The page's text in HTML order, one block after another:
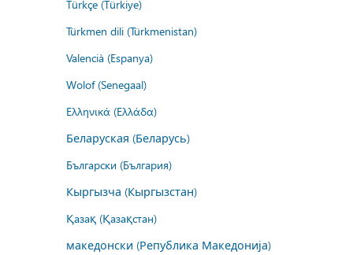
Türkçe (Türkiye)
Türkmen dili (Türkmenistan)
Valencià (Espanya)
Wolof (Senegaal)
Ελληνικά (Ελλάδα)
Беларуская (Беларусь)
Български (България)
Кыргызча (Кыргызстан)
Қазақ (Қазақстан)
македонски (Република Македонија)